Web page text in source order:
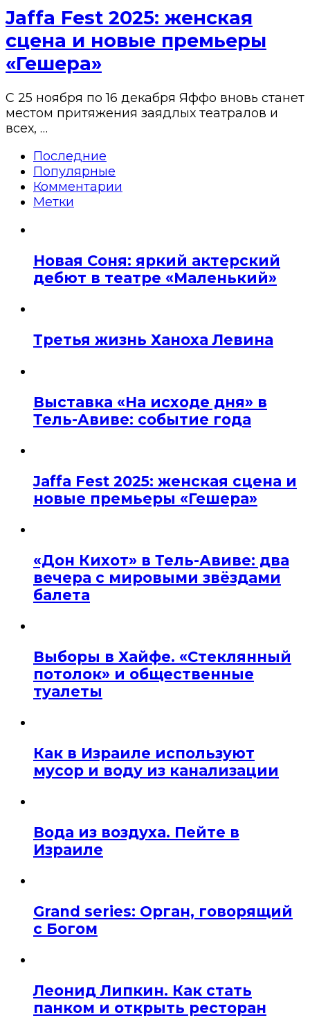
Jaffa Fest 2025: женская
сцена и новые премьеры
«Гешера»
С 25 ноября по 16 декабря Яффо вновь станет
местом притяжения заядлых театралов и
всех, …
Последние
Популярные
Комментарии
Метки
Новая Соня: яркий актерский
дебют в театре «Маленький»
Третья жизнь Ханоха Левина
Выставка «На исходе дня» в
Тель-Авиве: событие года
Jaffa Fest 2025: женская сцена и
новые премьеры «Гешера»
«Дон Кихот» в Тель-Авиве: два
вечера с мировыми звёздами
балета
Выборы в Хайфе. «Стеклянный
потолок» и общественные
туалеты
Как в Израиле используют
мусор и воду из канализации
Вода из воздуха. Пейте в
Израиле
Grand series: Орган, говорящий
с Богом
Леонид Липкин. Как стать
панком и открыть ресторан